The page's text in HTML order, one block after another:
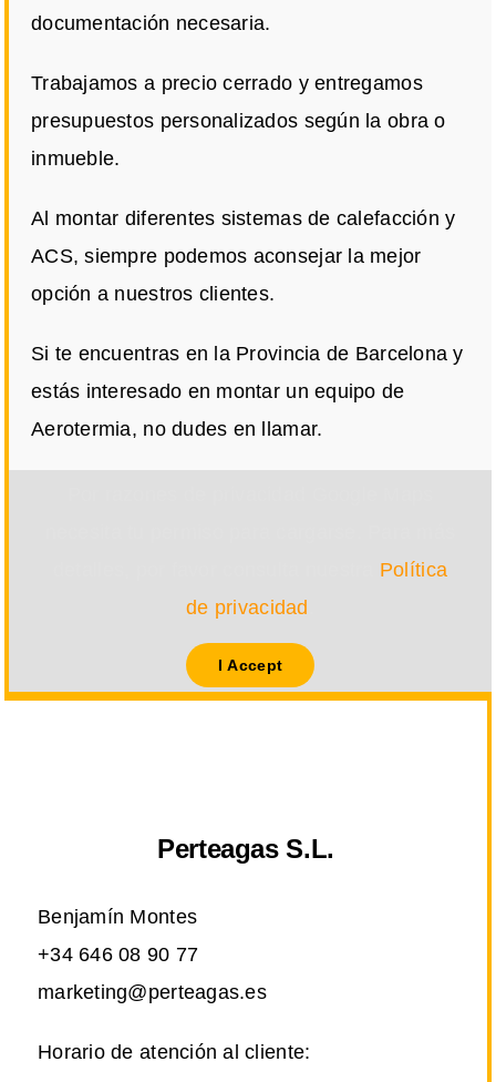
documentación necesaria.
Trabajamos a precio cerrado y entregamos
presupuestos personalizados según la obra o
inmueble.
Al montar diferentes sistemas de calefacción y
ACS, siempre podemos aconsejar la mejor
opción a nuestros clientes.
Si te encuentras en la Provincia de Barcelona y
estás interesado en montar un equipo de
Aerotermia, no dudes en llamar.
Política
de privacidad
I Accept
Perteagas S.L.
Benjamín Montes
+34 646 08 90 77
marketing@perteagas.es
Horario de atención al cliente: